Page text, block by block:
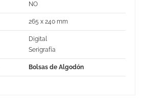
NO
265 x 240 mm
Digital
Serigrafía
Bolsas de Algodón